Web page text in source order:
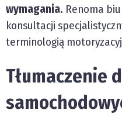
wymagania. Renoma
konsultacji
terminologią
Tłumaczenie